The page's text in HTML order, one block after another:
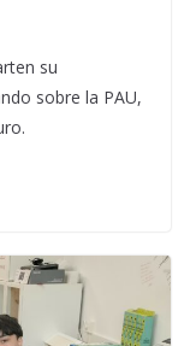
su
sobre la PAU,